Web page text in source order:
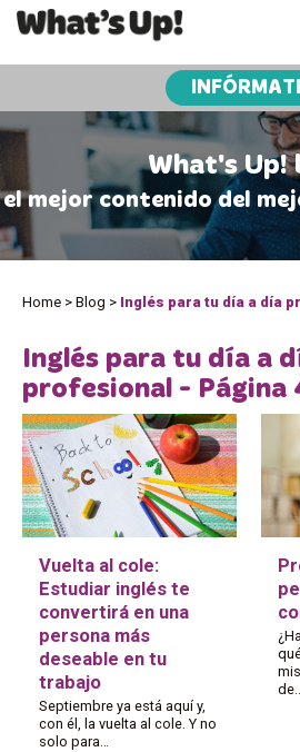
What's Up!
el mejor contenido del
Home > Blog > Inglés para tu día a día
Inglés para tu día a
profesional - Página
Vuelta al cole:
Estudiar inglés te
convertirá en una
persona más
deseable en tu
trabajo
Septiembre ya está aquí y,
con él, la vuelta al cole. Y no
solo para…